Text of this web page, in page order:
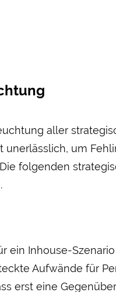
aller
um
folgenden
ein Inhouse-
Auf­wände für
erst eine